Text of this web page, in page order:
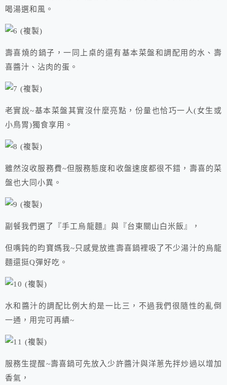
喝湯選和風。
壽喜燒的鍋子，一同上桌的還有基本菜盤和調配用的水、壽
喜醬汁、沾肉的蛋。
老實說~基本菜盤其實沒什麼亮點，份量也恰巧一人(女生或
小鳥胃)獨食享用。
雖然沒收服務費~但服務態度和收盤速度都很不錯，壽喜的菜
盤也大同小異。
副餐我們選了『手工烏龍麵』與『台東關山白米飯』，
但嘴鈍的昀寶媽我~只感覺放進壽喜鍋裡吸了不少湯汁的烏龍
麵還挺Q彈好吃。
水和醬汁的調配比例大約是一比三，不過我們很隨性的亂倒
一通，用完可再續~
服務生提醒~壽喜鍋可先放入少許醬汁與洋蔥先拌炒過以增加
香氣，